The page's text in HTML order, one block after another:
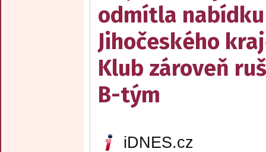
odmítla nabídku
Jihočeského
Klub zároveň
B-tým
iDNES.cz